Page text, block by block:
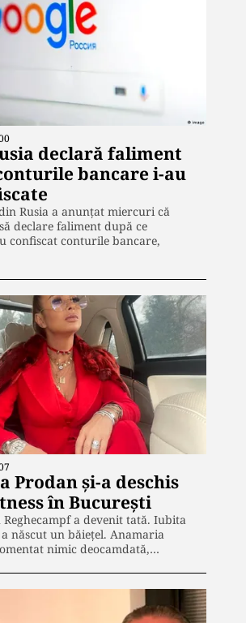
declară faliment
bancare i-au
Rusia a anunţat miercuri că
declare faliment după ce
confiscat conturile bancare,
Prodan și-a deschis
în București
a devenit tată. Iubita
născut un băiețel. Anamaria
nimic deocamdată,…